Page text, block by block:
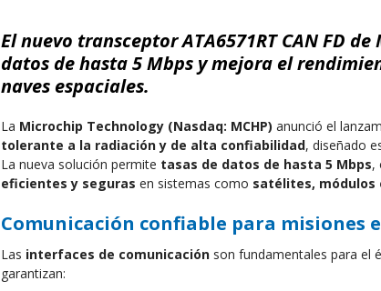
El nuevo transceptor ATA6571RT CAN FD
datos de hasta 5 Mbps y mejora el
naves espaciales.
La Microchip Technology (Nasdaq: MCHP) anunció el
tolerante a la radiación y de alta confiabilidad, diseñado
La nueva solución permite tasas de datos de hasta 5 Mbps,
eficientes y seguras en sistemas como satélites, módulos
Comunicación confiable para misiones
Las interfaces de comunicación son fundamentales para el
garantizan: